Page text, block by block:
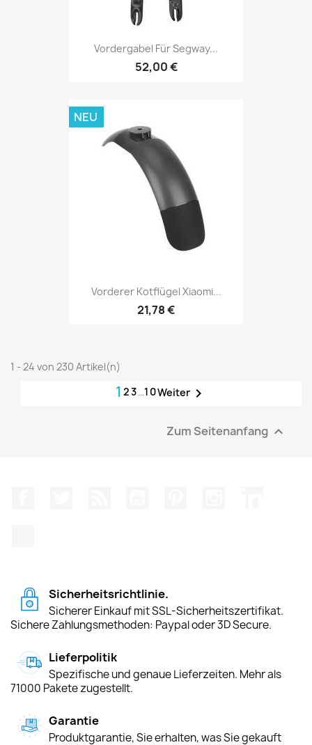
Vordergabel Für Segway...
52,00 €
Vorderer Kotflügel Xiaomi...
21,78 €
NEU
1 - 24 von 230 Artikel(n)
1 23…10Weiter 
Zum Seitenanfang 
Sicherheitsrichtlinie.
Sicherer Einkauf mit SSL-Sicherheitszertifikat.
Sichere Zahlungsmethoden: Paypal oder 3D Secure.
Lieferpolitik
Spezifische und genaue Lieferzeiten. Mehr als
71000 Pakete zugestellt.
Garantie
Produktgarantie, Sie erhalten, was Sie gekauft